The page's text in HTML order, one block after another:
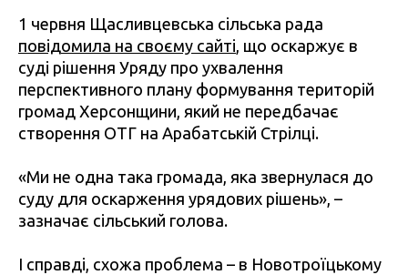
1 червня Щасливцевська сільська рада
повідомила на своєму сайті, що оскаржує в
суді рішення Уряду про ухвалення
перспективного плану формування територій
громад Херсонщини, який не передбачає
створення ОТГ на Арабатській Стрілці.
«Ми не одна така громада, яка звернулася до
суду для оскарження урядових рішень», –
зазначає сільський голова.
І справді, схожа проблема – в Новотроїцькому